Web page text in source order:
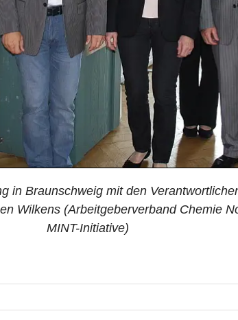
in Braunschweig mit den
Wilkens (Arbeitgeberverband Chemie
MINT-Initiative)